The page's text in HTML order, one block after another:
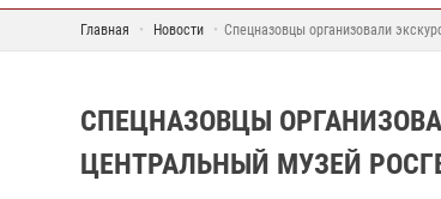
Главная Новости Спецназовцы организовали
СПЕЦНАЗОВЦЫ
ЦЕНТРАЛЬНЫЙ МУЗЕЙ